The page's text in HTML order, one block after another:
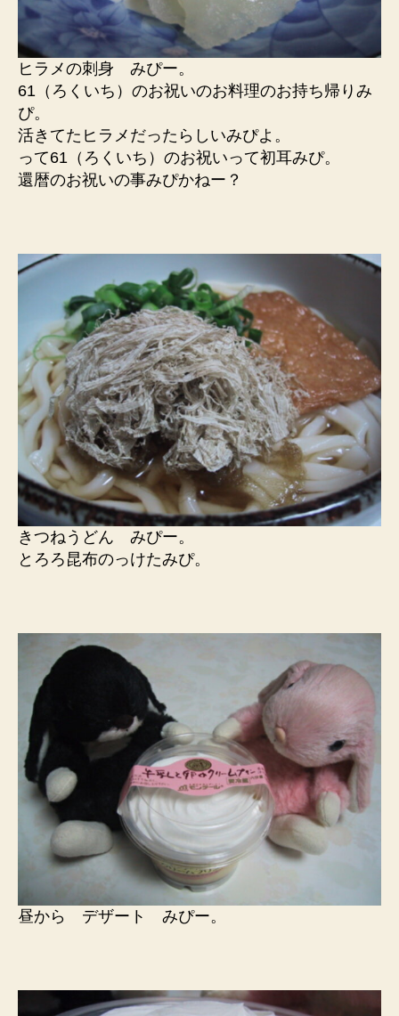
ヒラメの刺身 みぴー。
61（ろくいち）のお祝いのお料理のお持ち帰りみ
ぴ。
活きてたヒラメだったらしいみぴよ。
って61（ろくいち）のお祝いって初耳みぴ。
還暦のお祝いの事みぴかねー？
きつねうどん みぴー。
とろろ昆布のっけたみぴ。
昼から デザート みぴー。